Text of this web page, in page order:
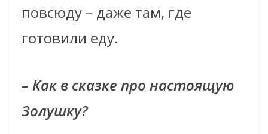
повсюду – даже там, где
готовили еду.
– Как в сказке про настоящую
Золушку?